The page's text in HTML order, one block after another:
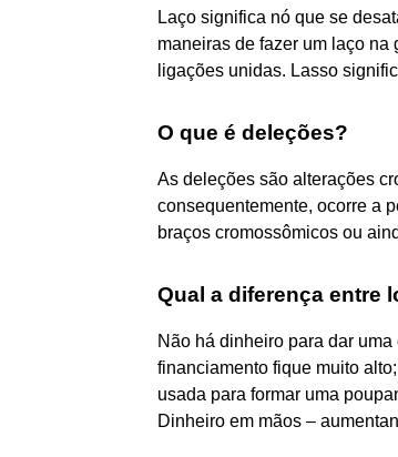
Laço significa nó que se
maneiras de fazer um laço
ligações unidas. Lasso
O que é deleções?
As deleções são alterações
consequentemente, ocorre a
braços cromossômicos ou
Qual a diferença entre
Não há dinheiro para dar
financiamento fique muito
usada para formar uma
Dinheiro em mãos –